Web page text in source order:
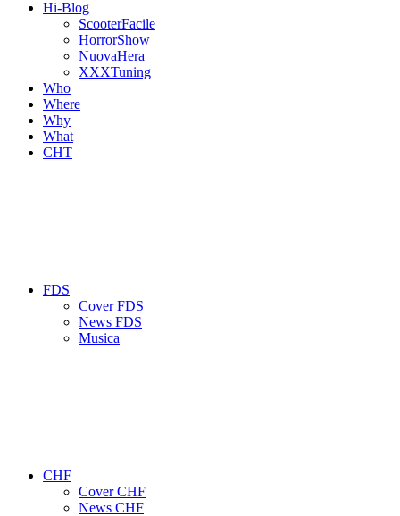
Hi-Blog
ScooterFacile
HorrorShow
NuovaHera
XXXTuning
Who
Where
Why
What
CHT
FDS
Cover FDS
News FDS
Musica
CHF
Cover CHF
News CHF